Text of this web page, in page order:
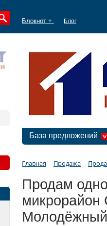
Блокнот + Блог
База предложений
Главная Продажа
Продам
микрорайон